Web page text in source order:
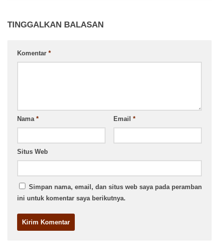
TINGGALKAN BALASAN
Komentar *
Nama * Email *
Situs Web
Simpan nama, email, dan situs web saya pada peramban
ini untuk komentar saya berikutnya.